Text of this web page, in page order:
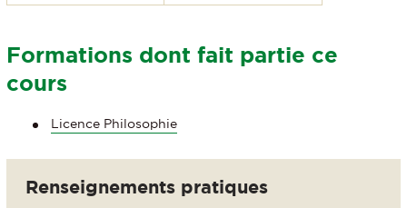
Formations dont fait partie ce
cours
Licence Philosophie
Renseignements pratiques